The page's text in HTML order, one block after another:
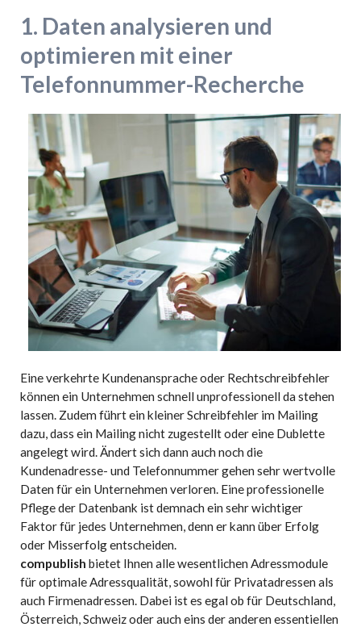
1. Daten analysieren und
optimieren mit einer
Telefonnummer-Recherche
Eine verkehrte Kundenansprache oder Rechtschreibfehler
können ein Unternehmen schnell unprofessionell da stehen
lassen. Zudem führt ein kleiner Schreibfehler im Mailing
dazu, dass ein Mailing nicht zugestellt oder eine Dublette
angelegt wird. Ändert sich dann auch noch die
Kundenadresse- und Telefonnummer gehen sehr wertvolle
Daten für ein Unternehmen verloren. Eine professionelle
Pflege der Datenbank ist demnach ein sehr wichtiger
Faktor für jedes Unternehmen, denn er kann über Erfolg
oder Misserfolg entscheiden.
compublish bietet Ihnen alle wesentlichen Adressmodule
für optimale Adressqualität, sowohl für Privatadressen als
auch Firmenadressen. Dabei ist es egal ob für Deutschland,
Österreich, Schweiz oder auch eins der anderen essentiellen